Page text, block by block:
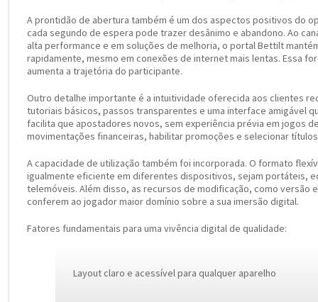
A prontidão de abertura também é um dos aspectos positivos do
cada segundo de espera pode trazer desânimo e abandono. Ao
alta performance e em soluções de melhoria, o portal Bettilt
rapidamente, mesmo em conexões de internet mais lentas. Essa
aumenta a trajetória do participante.
Outro detalhe importante é a intuitividade oferecida aos clientes
tutoriais básicos, passos transparentes e uma interface amigável
facilita que apostadores novos, sem experiência prévia em jogos
movimentações financeiras, habilitar promoções e selecionar
A capacidade de utilização também foi incorporada. O formato
igualmente eficiente em diferentes dispositivos, sejam portáteis,
telemóveis. Além disso, as recursos de modificação, como versão
conferem ao jogador maior domínio sobre a sua imersão digital.
Fatores fundamentais para uma vivência digital de qualidade:
Layout claro e acessível para qualquer aparelho